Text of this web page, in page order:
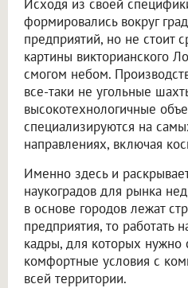
Исходя из своей
формировались вокруг
предприятий, но не стоит
картины викторианского
смогом небом.
все-таки не угольные
высокотехнологичные
специализируются на
направлениях, включая
Именно здесь и
наукоградов для рынка
в основе городов лежат
предприятия, то работать
кадры, для которых нужно
комфортные условия с
всей территории.